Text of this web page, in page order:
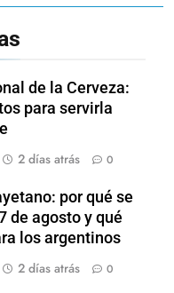
de la Cerveza:
para servirla
2 días atrás 0
por qué se
de agosto y qué
los argentinos
2 días atrás 0